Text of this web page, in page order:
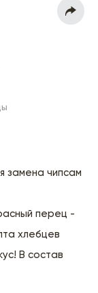
замена чипсам
перец -
хлебцев
В состав